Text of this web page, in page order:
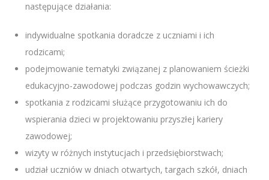
następujące działania:
indywidualne spotkania doradcze z uczniami i ich
rodzicami;
podejmowanie tematyki związanej z planowaniem ścieżki
edukacyjno-zawodowej podczas godzin wychowawczych;
spotkania z rodzicami służące przygotowaniu ich do
wspierania dzieci w projektowaniu przyszłej kariery
zawodowej;
wizyty w różnych instytucjach i przedsiębiorstwach;
udział uczniów w dniach otwartych, targach szkół, dniach